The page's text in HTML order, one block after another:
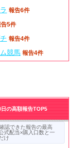
報告6件
告5件
報告4件
競馬 報告4件
の高額報告TOP5
認できた報告の最高
式配当×購入口数と一
け